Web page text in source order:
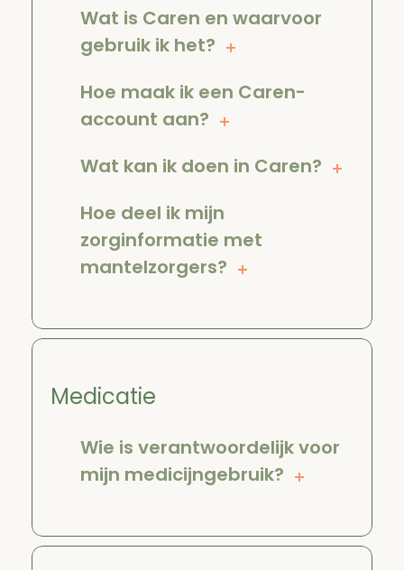
Wat is Caren en waarvoor
gebruik ik het?
Hoe maak ik een Caren-
account aan?
Wat kan ik doen in Caren?
Hoe deel ik mijn
zorginformatie met
mantelzorgers?
Medicatie
Wie is verantwoordelijk voor
mijn medicijngebruik?